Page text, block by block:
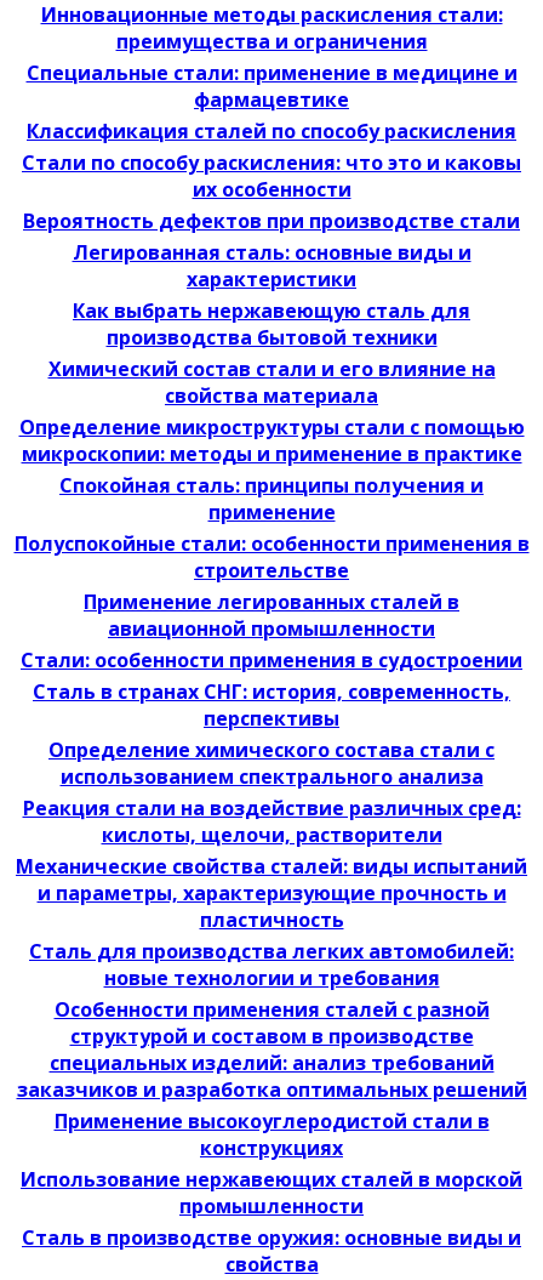
Инновационные методы раскисления стали:
преимущества и ограничения
Специальные стали: применение в медицине и
фармацевтике
Классификация сталей по способу раскисления
Стали по способу раскисления: что это и каковы
их особенности
Вероятность дефектов при производстве стали
Легированная сталь: основные виды и
характеристики
Как выбрать нержавеющую сталь для
производства бытовой техники
Химический состав стали и его влияние на
свойства материала
Определение микроструктуры стали с помощью
микроскопии: методы и применение в практике
Спокойная сталь: принципы получения и
применение
Полуспокойные стали: особенности применения в
строительстве
Применение легированных сталей в
авиационной промышленности
Стали: особенности применения в судостроении
Сталь в странах СНГ: история, современность,
перспективы
Определение химического состава стали с
использованием спектрального анализа
Реакция стали на воздействие различных сред:
кислоты, щелочи, растворители
Механические свойства сталей: виды испытаний
и параметры, характеризующие прочность и
пластичность
Сталь для производства легких автомобилей:
новые технологии и требования
Особенности применения сталей с разной
структурой и составом в производстве
специальных изделий: анализ требований
заказчиков и разработка оптимальных решений
Применение высокоуглеродистой стали в
конструкциях
Использование нержавеющих сталей в морской
промышленности
Сталь в производстве оружия: основные виды и
свойства